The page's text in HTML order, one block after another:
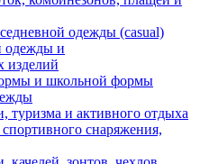
одежды (casual)
одежды и
изделий
и школьной формы
туризма и активного отдыха
снаряжения,